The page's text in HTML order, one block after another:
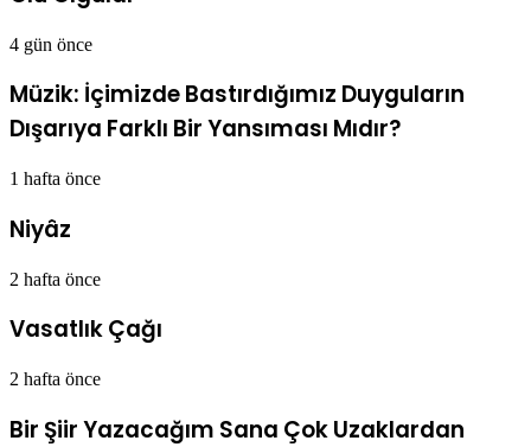
4 gün önce
Müzik: İçimizde Bastırdığımız Duyguların
Dışarıya Farklı Bir Yansıması Mıdır?
1 hafta önce
Niyâz
2 hafta önce
Vasatlık Çağı
2 hafta önce
Bir Şiir Yazacağım Sana Çok Uzaklardan